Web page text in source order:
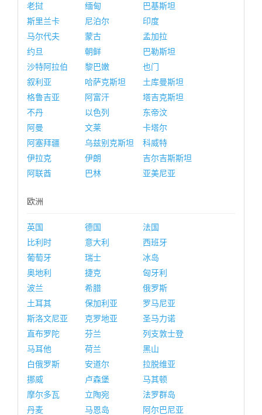
老挝
缅甸
巴基斯坦
斯里兰卡
尼泊尔
印度
马尔代夫
蒙古
孟加拉
约旦
朝鲜
巴勒斯坦
沙特阿拉伯
黎巴嫩
也门
叙利亚
哈萨克斯坦
土库曼斯坦
格鲁吉亚
阿富汗
塔吉克斯坦
不丹
以色列
东帝汶
阿曼
文莱
卡塔尔
阿塞拜疆
乌兹别克斯坦
科威特
伊拉克
伊朗
吉尔吉斯斯坦
阿联酋
巴林 亚美尼亚
欧洲
英国 德国
法国
比利时
意大利
西班牙
葡萄牙
瑞士
冰岛
奥地利
捷克
匈牙利
波兰
希腊
俄罗斯
土耳其
保加利亚
罗马尼亚
斯洛文尼亚
克罗地亚
圣马力诺
直布罗陀
芬兰
列支敦士登
马耳他
荷兰
黑山
白俄罗斯
安道尔
拉脱维亚
挪威
卢森堡
马其顿
摩尔多瓦
立陶宛
法罗群岛
丹麦
马恩岛
阿尔巴尼亚